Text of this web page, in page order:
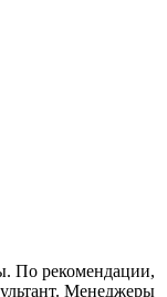
По рекомендации,
Менеджеры